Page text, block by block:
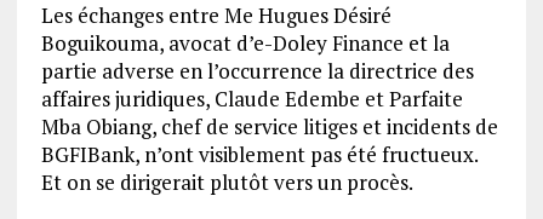
Les échanges entre Me Hugues Désiré
Boguikouma, avocat d’e-Doley Finance et la
partie adverse en l’occurrence la directrice des
affaires juridiques, Claude Edembe et Parfaite
Mba Obiang, chef de service litiges et incidents de
BGFIBank, n’ont visiblement pas été fructueux.
Et on se dirigerait plutôt vers un procès.